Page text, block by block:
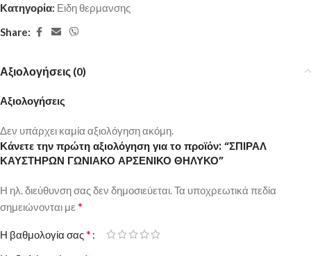
Κατηγορία: Ειδη θερμανσης
Share:
Αξιολογήσεις (0)
Αξιολογήσεις
Δεν υπάρχει καμία αξιολόγηση ακόμη.
Κάνετε την πρώτη αξιολόγηση για το προϊόν: “ΣΠΙΡΑΛ
ΚΑΥΣΤΗΡΩΝ ΓΩΝΙΑΚΟ ΑΡΣΕΝΙΚΟ ΘΗΛΥΚΟ”
Η ηλ. διεύθυνση σας δεν δημοσιεύεται.Τα υποχρεωτικά πεδία
σημειώνονται με *
Η βαθμολογία σας*